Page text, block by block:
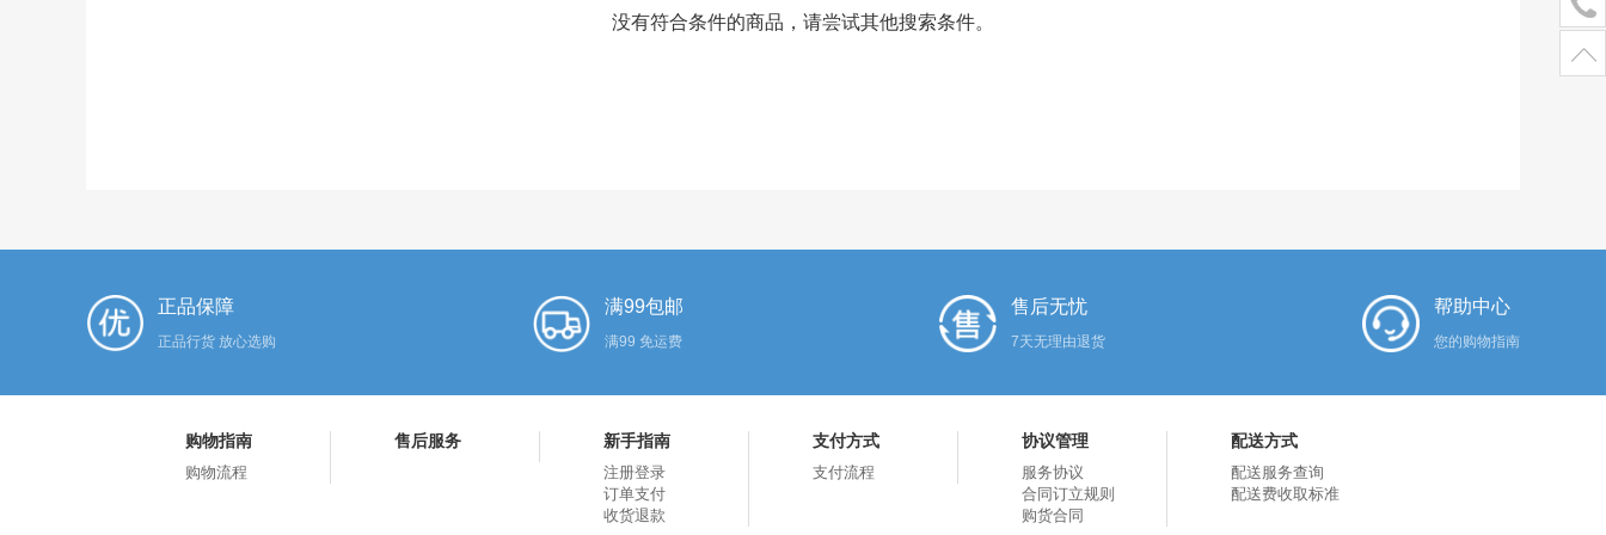
没有符合条件的商品，请尝试其他搜索条件。
正品保障
正品行货 放心选购
满99包邮
满99 免运费
售后无忧
7天无理由退货
帮助中心
您的购物指南
购物指南
购物流程
售后服务 新手指南
注册登录
订单支付
收货退款
支付方式
支付流程
协议管理
服务协议
合同订立规则
购货合同
配送方式
配送服务查询
配送费收取标准